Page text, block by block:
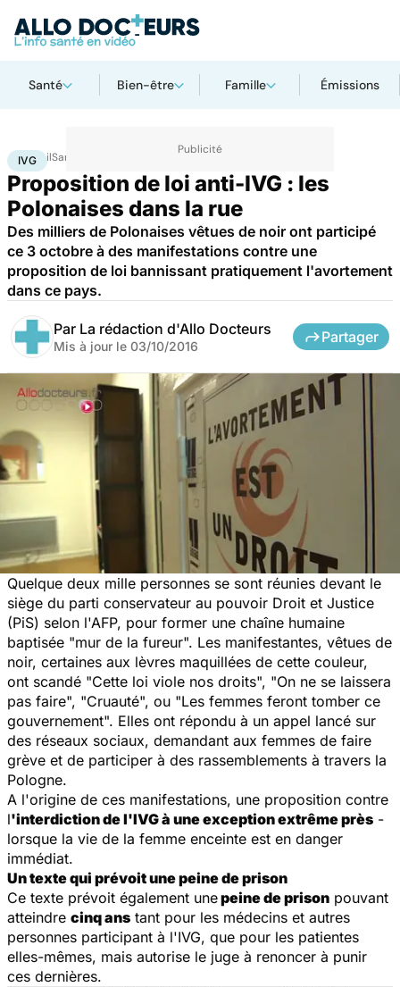
Santé Bien-être Famille Émissions
AccueilSanté
IVG
Proposition de loi anti-IVG : les
Polonaises dans la rue
Des milliers de Polonaises vêtues de noir ont participé
ce 3 octobre à des manifestations contre une
proposition de loi bannissant pratiquement l'avortement
dans ce pays.
Par La rédaction d'Allo Docteurs
Mis à jour le 03/10/2016
Partager
Quelque deux mille personnes se sont réunies devant le
siège du parti conservateur au pouvoir Droit et Justice
(PiS) selon l'AFP, pour former une chaîne humaine
baptisée "mur de la fureur". Les manifestantes, vêtues de
noir, certaines aux lèvres maquillées de cette couleur,
ont scandé "Cette loi viole nos droits", "On ne se laissera
pas faire", "Cruauté", ou "Les femmes feront tomber ce
gouvernement". Elles ont répondu à un appel lancé sur
des réseaux sociaux, demandant aux femmes de faire
grève et de participer à des rassemblements à travers la
Pologne.
A l'origine de ces manifestations, une proposition contre
l'interdiction de l'IVG à une exception extrême près -
lorsque la vie de la femme enceinte est en danger
immédiat.
Un texte qui prévoit une peine de prison
Ce texte prévoit également unepeine de prison pouvant
atteindre cinq ans tant pour les médecins et autres
personnes participant à l'IVG, que pour les patientes
elles-mêmes, mais autorise le juge à renoncer à punir
ces dernières.